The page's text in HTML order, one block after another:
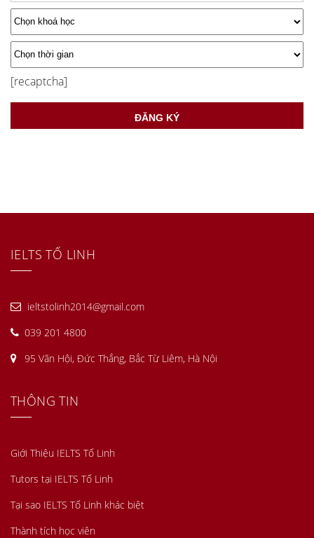
[recaptcha]
IELTS TỐ LINH
ieltstolinh2014@gmail.com
039 201 4800
95 Văn Hội, Đức Thắng, Bắc Từ Liêm, Hà Nội
THÔNG TIN
Giới Thiệu IELTS Tố Linh
Tutors tại IELTS Tố Linh
Tại sao IELTS Tố Linh khác biệt
Thành tích học viên